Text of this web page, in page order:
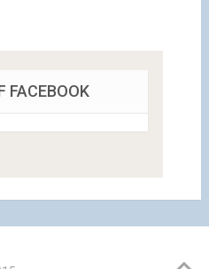
FACEBOOK